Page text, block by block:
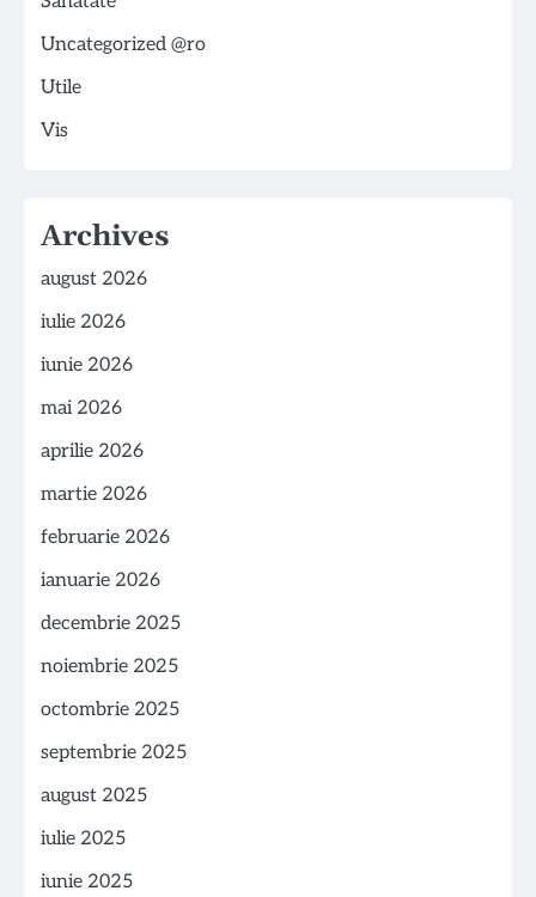
Uncategorized @ro
Utile
Vis
Archives
august 2026
iulie 2026
iunie 2026
mai 2026
aprilie 2026
martie 2026
februarie 2026
ianuarie 2026
decembrie 2025
noiembrie 2025
octombrie 2025
septembrie 2025
august 2025
iulie 2025
iunie 2025